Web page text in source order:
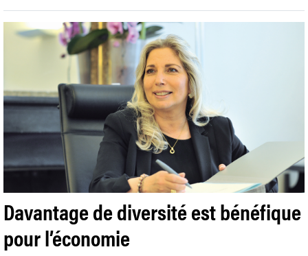
Davantage de diversité est bénéfique
pour l’économie